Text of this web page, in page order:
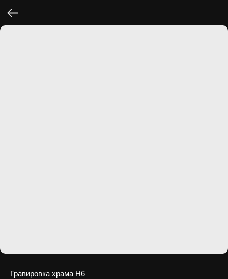
Гравировка храма H6